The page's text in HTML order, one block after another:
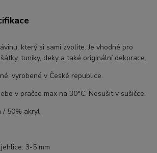
který si sami zvolíte. Je vhodné pro
tuniky, deky a také originální dekorace.
vyrobené v České republice.
v pračce max na 30°C. Nesušit v sušičce.
/ 50% akryl
3-5 mm